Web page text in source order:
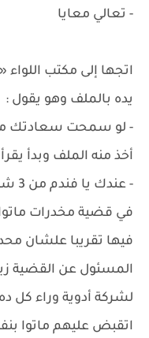
- تعالي معايا
اتجها إلى مكتب
يده بالملف وهو يقول :
- لو سمحت سعادتك
أخذ منه الملف وبدأ
-
في قضية مخدرات
فيها تقريبا علشان
المسئول عن القضية
لشركة أدوية وراء كل
اتقبض عليهم ماتوا